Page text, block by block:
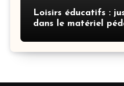
Loisirs éducatifs :
dans le matériel